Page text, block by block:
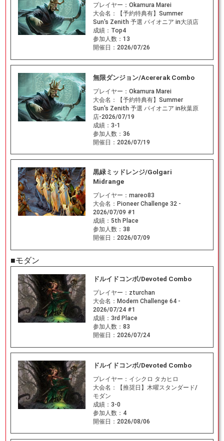
プレイヤー： Okamura Marei
大会名：
【予約特典有】Summer
Sun's Zenith 予選 パイオニア in大須店
成績： Top4
参加人数： 13
開催日： 2026/07/26
無限ダンジョン/Acererak Combo
プレイヤー： Okamura Marei
大会名：
【予約特典有】Summer
Sun's Zenith 予選 パイオニア in秋葉原
店-2026/07/19
成績： 3-1
参加人数： 36
開催日： 2026/07/19
黒緑ミッドレンジ/Golgari
Midrange
プレイヤー： mareo83
大会名： Pioneer Challenge 32 -
2026/07/09 #1
成績： 5th Place
参加人数： 38
開催日： 2026/07/09
■モダン
ドルイドコンボ/Devoted Combo
プレイヤー： zturchan
大会名： Modern Challenge 64 -
2026/07/24 #1
成績： 3rd Place
参加人数： 83
開催日： 2026/07/24
ドルイドコンボ/Devoted Combo
プレイヤー： イシクロ タカヒロ
大会名：
【推奨日】木曜スタンダード/
モダン
成績： 3-0
参加人数： 4
開催日： 2026/08/06